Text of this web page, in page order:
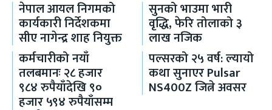
नेपाल आयल निगमको
कार्यकारी निर्देशकमा
सीए नागेन्द्र शाह नियुक्त
सुनको भाउमा भारी
वृद्धि, फेरि तोलाको ३
लाख नजिक
कर्मचारीको नयाँ
तलबमानः २८ हजार
९८४ रुपैयाँदेखि ९०
हजार ५९४ रुपैयाँसम्म
पल्सरको २५ वर्ष: ल्यायो
कथा सुनाएर Pulsar
NS400Z जित्ने अवसर